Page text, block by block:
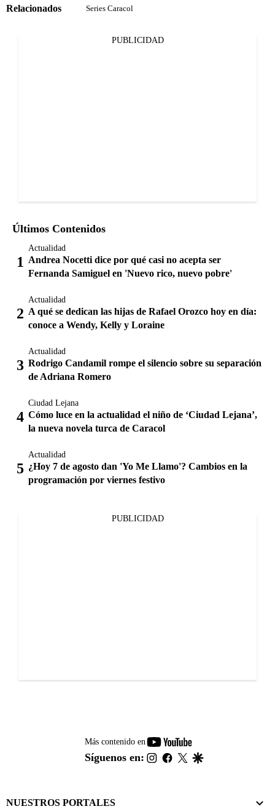
Relacionados Series Caracol
PUBLICIDAD
Últimos Contenidos
Actualidad
Andrea Nocetti dice por qué casi no acepta ser
Fernanda Samiguel en 'Nuevo rico, nuevo pobre'
Actualidad
A qué se dedican las hijas de Rafael Orozco hoy en día:
conoce a Wendy, Kelly y Loraine
Actualidad
Rodrigo Candamil rompe el silencio sobre su separación
de Adriana Romero
Ciudad Lejana
Cómo luce en la actualidad el niño de ‘Ciudad Lejana’,
la nueva novela turca de Caracol
Actualidad
¿Hoy 7 de agosto dan 'Yo Me Llamo'? Cambios en la
programación por viernes festivo
PUBLICIDAD
Más contenido en
youtube-
footer
Síguenos en: instagram
facebook
twitter
NUESTROS PORTALES